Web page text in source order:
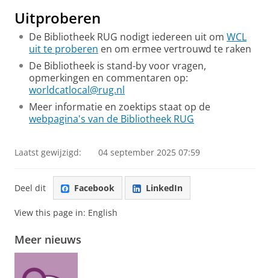
Uitproberen
De Bibliotheek RUG nodigt iedereen uit om WCL
uit te proberen en om ermee vertrouwd te raken
De Bibliotheek is stand-by voor vragen,
opmerkingen en commentaren op:
worldcatlocal@rug.nl
Meer informatie en zoektips staat op de
webpagina's van de Bibliotheek RUG
Laatst gewijzigd: 04 september 2025 07:59
Deel dit Facebook LinkedIn
View this page in: English
Meer nieuws